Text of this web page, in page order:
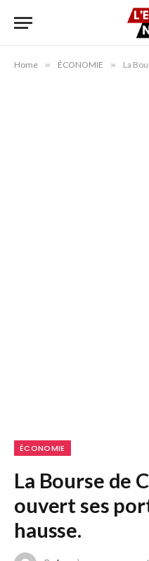
Home » ÉCONOMIE » La
ÉCONOMIE
La Bourse de
ouvert ses
hausse.